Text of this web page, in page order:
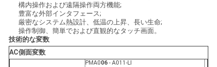
積
依
頼
構内操作および遠隔操作両方機能;
豊富な外部インタフェース;
厳密なシステム熱設計、低温の上昇、長い生命;
操作制御、簡単でおよび直観的なタッチ画面。
技術的な変数
AC側面変数
PMA006- A011-LI